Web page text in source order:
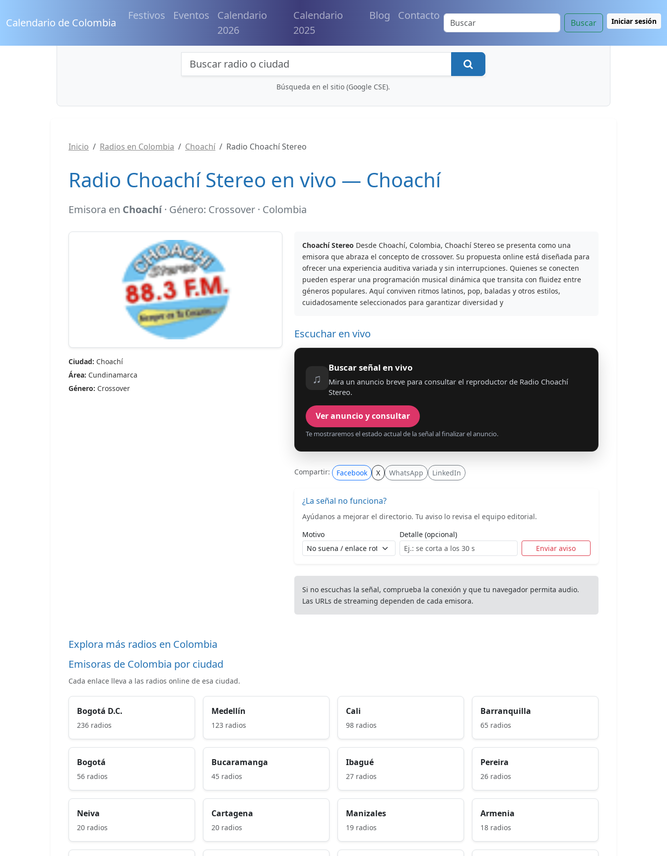
Calendario de Colombia
Festivos Eventos
Calendario
2026
Calendario
2025
Blog Contacto
Buscar Iniciar sesión
Búsqueda de radios y contenidos
Búsqueda en el sitio (Google CSE).
Inicio Radios en Colombia Choachí Radio Choachí Stereo
Radio Choachí Stereo en vivo — Choachí
Emisora en Choachí· Género: Crossover · Colombia
Ciudad: Choachí
Área: Cundinamarca
Género: Crossover
Choachí Stereo Desde Choachí, Colombia, Choachí Stereo se presenta como una
emisora que abraza el concepto de crossover. Su propuesta online está diseñada para
ofrecer una experiencia auditiva variada y sin interrupciones. Quienes se conecten
pueden esperar una programación musical dinámica que transita con fluidez entre
géneros populares. Aquí conviven ritmos latinos, pop, baladas y otros estilos,
cuidadosamente seleccionados para garantizar diversidad y
Escuchar en vivo
♫
Buscar señal en vivo
Mira un anuncio breve para consultar el reproductor de Radio Choachí
Stereo.
Ver anuncio y consultar
Te mostraremos el estado actual de la señal al finalizar el anuncio.
Compartir: Facebook X WhatsApp LinkedIn
¿La señal no funciona?
Ayúdanos a mejorar el directorio. Tu aviso lo revisa el equipo editorial.
Motivo
Detalle (opcional)
Enviar aviso
Si no escuchas la señal, comprueba la conexión y que tu navegador permita audio.
Las URLs de streaming dependen de cada emisora.
Explora más radios en Colombia
Emisoras de Colombia por ciudad
Cada enlace lleva a las radios online de esa ciudad.
Bogotá D.C.
236 radios
Medellín
123 radios
Cali
98 radios
Barranquilla
65 radios
Bogotá
56 radios
Bucaramanga
45 radios
Ibagué
27 radios
Pereira
26 radios
Neiva
20 radios
Cartagena
20 radios
Manizales
19 radios
Armenia
18 radios